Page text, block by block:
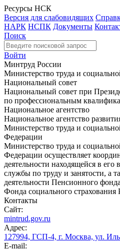
Ресурсы НСК
Версия для слабовидящих
НАРК НСПК Документы
Поиск
Войти
Минтруд России
Министерство труда и
Национальный совет
Национальный совет при
по профессиональным
Национальное агентство
Национальное агентство
Министерство труда и
Федерации
Министерство труда и
Федерации осуществляет
деятельности находящейся в
службы по труду и занятости, а
деятельности Пенсионного
Фонда социального
Контакты
Сайт:
mintrud.gov.ru
Адрес:
127994, ГСП-4, г. Москва, ул.
E-mail: